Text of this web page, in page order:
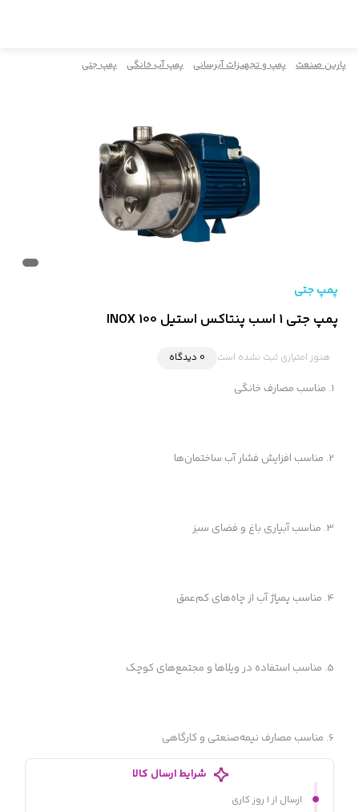
پارین صنعت پمپ و تجهیزات آبرسانی پمپ آب خانگی پمپ جتی
پمپ جتی
پمپ جتی 1 اسب پنتاکس استیل INOX 100
هنوز امتیازی ثبت نشده است 0 دیدگاه
1. مناسب مصارف خانگی
2. مناسب افزایش فشار آب ساختمان‌ها
3. مناسب آبیاری باغ و فضای سبز
4. مناسب پمپاژ آب از چاه‌های کم‌عمق
5. مناسب استفاده در ویلاها و مجتمع‌های کوچک
6. مناسب مصارف نیمه‌صنعتی و کارگاهی
شرایط ارسال کالا
ارسال از ۱ روز کاری